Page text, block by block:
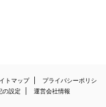
トマップ
プライバシーポリシ
の設定 運営会社情報